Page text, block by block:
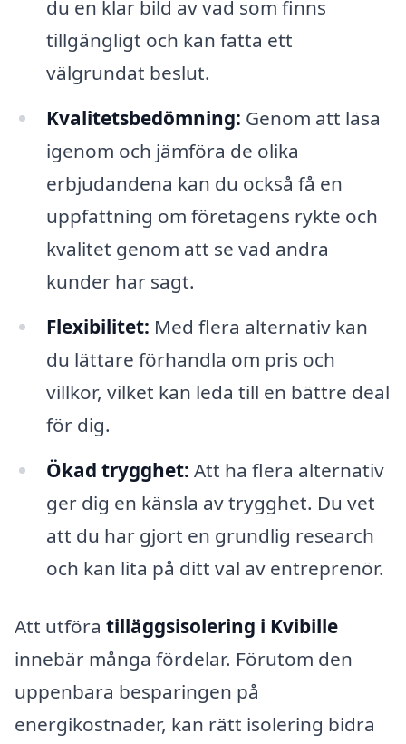
du en klar bild av vad som finns
tillgängligt och kan fatta ett
välgrundat beslut.
Kvalitetsbedömning: Genom att läsa
igenom och jämföra de olika
erbjudandena kan du också få en
uppfattning om företagens rykte och
kvalitet genom att se vad andra
kunder har sagt.
Flexibilitet: Med flera alternativ kan
du lättare förhandla om pris och
villkor, vilket kan leda till en bättre deal
för dig.
Ökad trygghet: Att ha flera alternativ
ger dig en känsla av trygghet. Du vet
att du har gjort en grundlig research
och kan lita på ditt val av entreprenör.
Att utföra tilläggsisolering i Kvibille
innebär många fördelar. Förutom den
uppenbara besparingen på
energikostnader, kan rätt isolering bidra